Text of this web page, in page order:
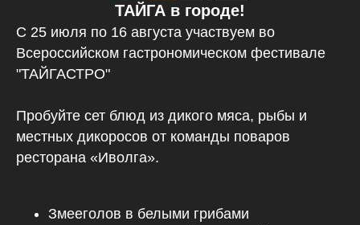
ТАЙГА в городе!
С 25 июля по 16 августа участвуем во
Всероссийском гастрономическом фестивале
"ТАЙГАСТРО"
Пробуйте сет блюд из дикого мяса, рыбы и
местных дикоросов от команды поваров
ресторана «Иволга».
Змееголов в белыми грибами